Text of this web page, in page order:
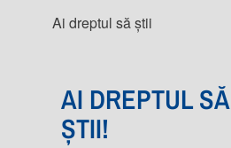
Ai dreptul să știi
AI DREPTUL SĂ
ȘTII!